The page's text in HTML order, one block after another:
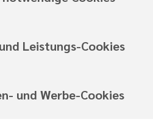
geben und Vorbild sein.
Leistungs-Cookies
und Werbe-Cookies